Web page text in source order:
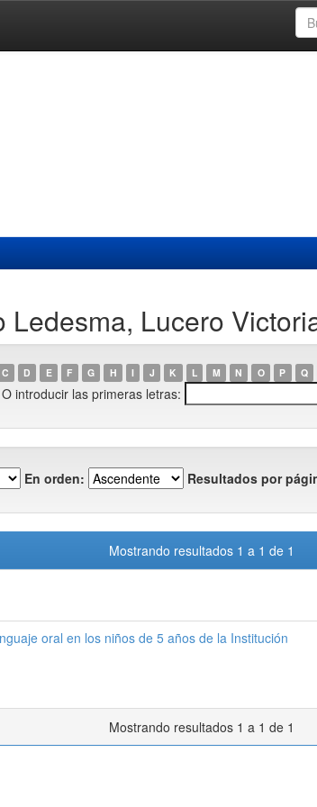
Ledesma, Lucero
C D E F G H I J K L M N O P Q
O introducir las primeras letras:
En orden: Resultados por
Mostrando resultados 1 a 1 de 1
oral en los niños de 5 años de la Institución
Mostrando resultados 1 a 1 de 1